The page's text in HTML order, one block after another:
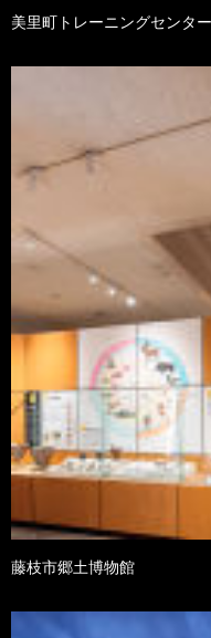
美里町トレーニングセンター
藤枝市郷土博物館